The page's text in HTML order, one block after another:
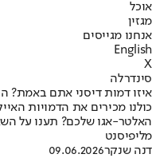
אוכל
מגזין
אנחנו מגייסים
English
X
סינדרלה
איזו דמות דיסני אתם
כולנו מכירים את הדמויות
האלטר-אגו שלכם? תענו על
מליפיסנט
דנה שנקר09.06.2026